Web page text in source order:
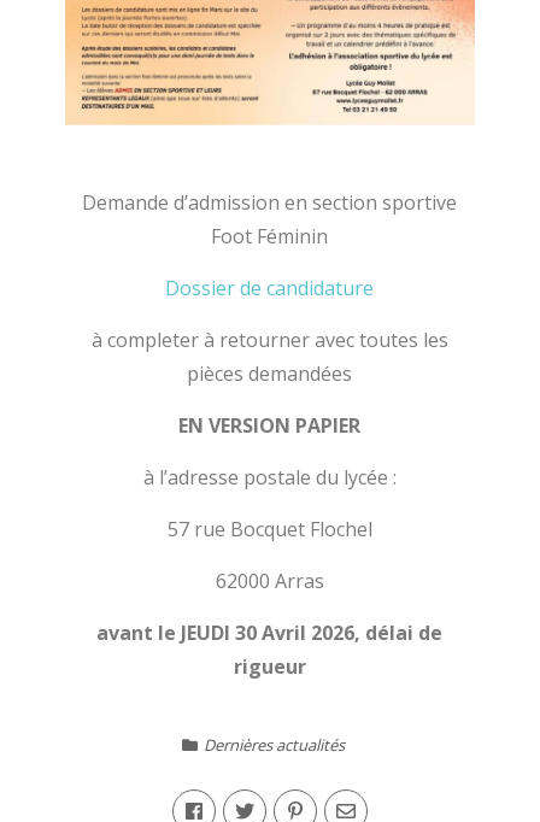
Demande d’admission en section sportive
Foot Féminin
Dossier de candidature
à completer à retourner avec toutes les
pièces demandées
EN VERSION PAPIER
à l’adresse postale du lycée :
57 rue Bocquet Flochel
62000 Arras
avant le JEUDI 30 Avril 2026, délai de
rigueur
Dernières actualités